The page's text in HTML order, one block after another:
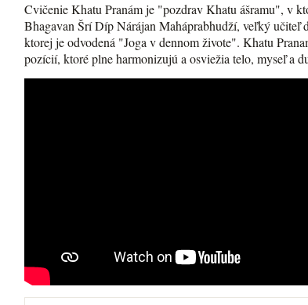
Cvičenie Khatu Pranám je "pozdrav Khatu ášramu", v
Bhagavan Šrí Díp Nárájan Maháprabhudží, veľký učiteľ
ktorej je odvodená "Joga v dennom živote". Khatu
pozícií, ktoré plne harmonizujú a osviežia telo, myseľ a